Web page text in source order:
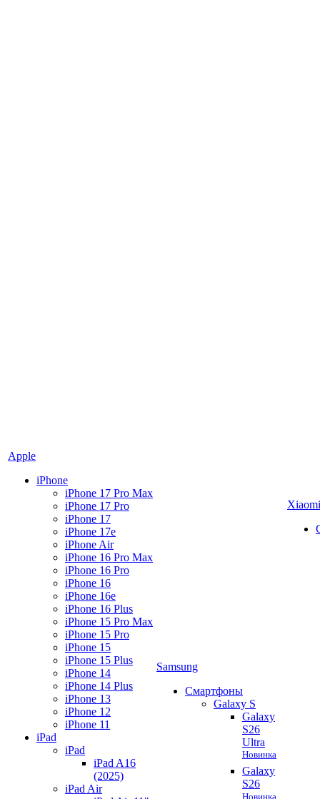
Apple
iPhone
iPhone 17 Pro Max
iPhone 17 Pro
iPhone 17
iPhone 17e
iPhone Air
iPhone 16 Pro Max
iPhone 16 Pro
iPhone 16
iPhone 16e
iPhone 16 Plus
iPhone 15 Pro Max
iPhone 15 Pro
iPhone 15
iPhone 15 Plus
iPhone 14
iPhone 14 Plus
iPhone 13
iPhone 12
iPhone 11
iPad
iPad
iPad A16
(2025)
iPad Air
Samsung
Смартфоны
Galaxy S
Galaxy
S26
Ultra
Новинка
Galaxy
S26
Новинка
Xiaomi